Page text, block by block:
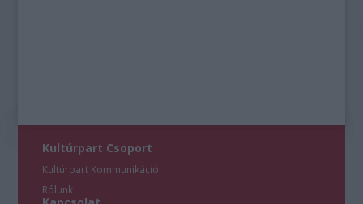
Kultúrpart Csoport
Kultúrpart Kommunikáció
Rólunk